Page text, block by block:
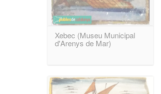
Xebec (Museu Municipal
d'Arenys de Mar)